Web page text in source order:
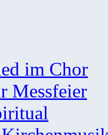
im Chor
Messfeier